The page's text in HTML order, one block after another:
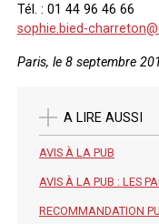
Tél. : 01 44 96 46 66
sophie.bied-
Paris, le 8 septembre
A LIRE AUSSI
AVIS À LA PUB
AVIS À LA PUB : LES
RECOMMANDATION